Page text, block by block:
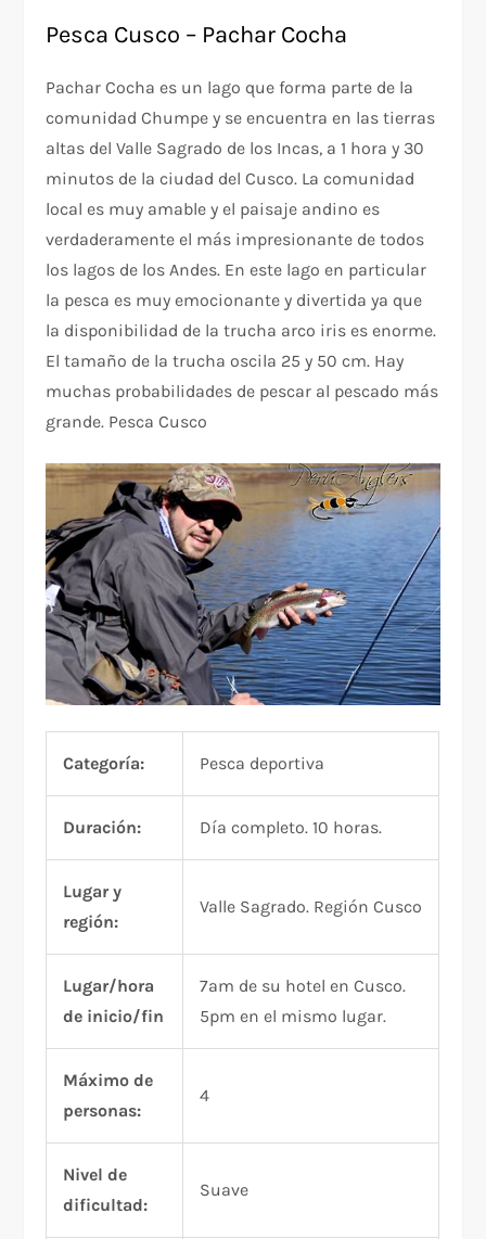
Pesca Cusco – Pachar Cocha
Pachar Cocha es un lago que forma parte de la
comunidad Chumpe y se encuentra en las tierras
altas del Valle Sagrado de los Incas, a 1 hora y 30
minutos de la ciudad del Cusco. La comunidad
local es muy amable y el paisaje andino es
verdaderamente el más impresionante de todos
los lagos de los Andes. En este lago en particular
la pesca es muy emocionante y divertida ya que
la disponibilidad de la trucha arco iris es enorme.
El tamaño de la trucha oscila 25 y 50 cm. Hay
muchas probabilidades de pescar al pescado más
grande. Pesca Cusco
Categoría: Pesca deportiva
Duración: Día completo. 10 horas.
Lugar y
región:
Valle Sagrado. Región Cusco
Lugar/hora
de inicio/fin
7am de su hotel en Cusco.
5pm en el mismo lugar.
Máximo de
personas:
4
Nivel de
dificultad:
Suave